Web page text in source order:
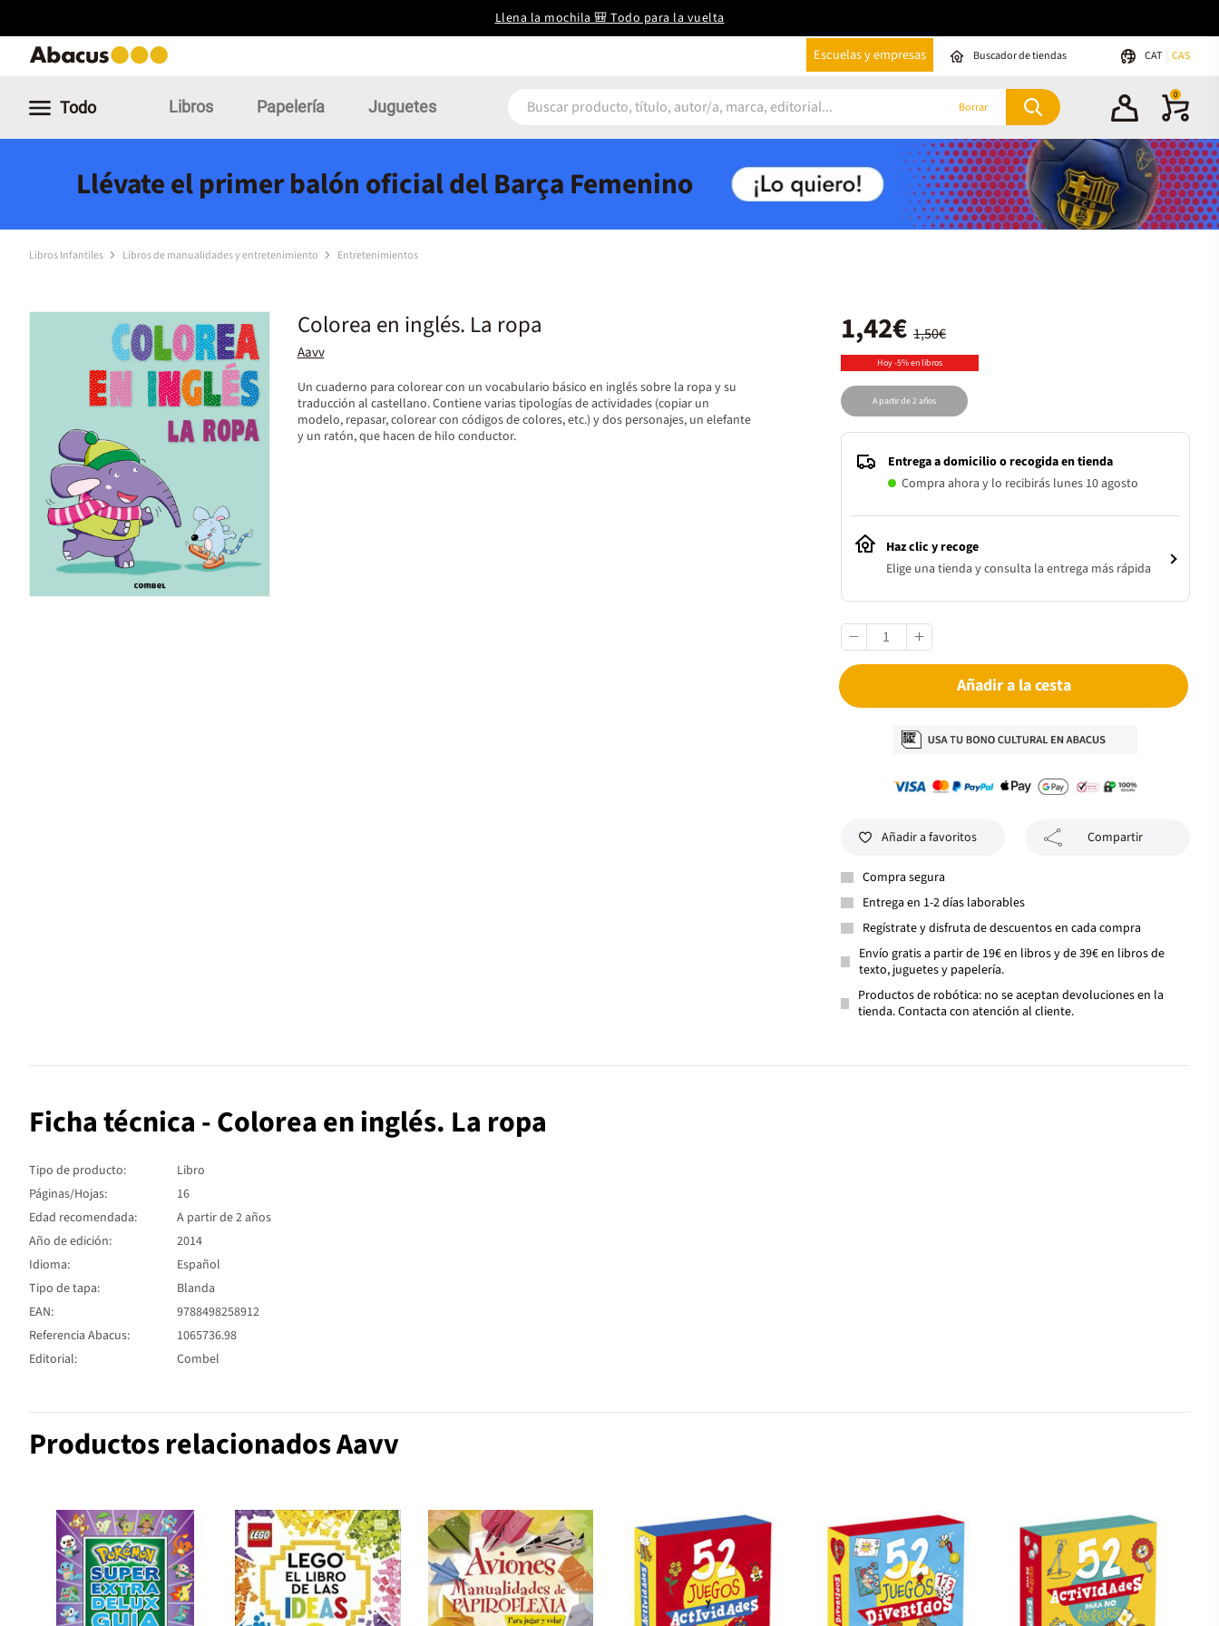
Llena la mochila 🎒 Todo para la vuelta
Escuelas y empresas Buscador de tiendas CAT CAS
Todo Libros Papelería Juguetes Borrar
0
Llévate el primer balón oficial del Barça Femenino
Libros Infantiles Libros de manualidades y entretenimiento Entretenimientos
Colorea en inglés. La ropa
Aavv
Un cuaderno para colorear con un vocabulario básico en inglés sobre la ropa y su
traducción al castellano. Contiene varias tipologías de actividades (copiar un
modelo, repasar, colorear con códigos de colores, etc.) y dos personajes, un elefante
y un ratón, que hacen de hilo conductor.
1,50€
1,42€
Hoy -5% en libros
A partir de 2 años
Entrega a domicilio o recogida en tienda
Compra ahora y lo recibirás lunes 10 agosto
Haz clic y recoge
Elige una tienda y consulta la entrega más rápida
Añadir a la cesta
Añadir a favoritos Compartir
Compra segura
Entrega en 1-2 días laborables
Regístrate y disfruta de descuentos en cada compra
Envío gratis a partir de 19€ en libros y de 39€ en libros de
texto, juguetes y papelería.
Productos de robótica: no se aceptan devoluciones en la
tienda. Contacta con atención al cliente.
Ficha técnica - Colorea en inglés. La ropa
Tipo de producto:
Libro
Páginas/Hojas:
16
Edad recomendada:
A partir de 2 años
Año de edición:
2014
Idioma:
Español
Tipo de tapa:
Blanda
EAN:
9788498258912
Referencia Abacus:
1065736.98
Editorial:
Combel
Productos relacionados Aavv